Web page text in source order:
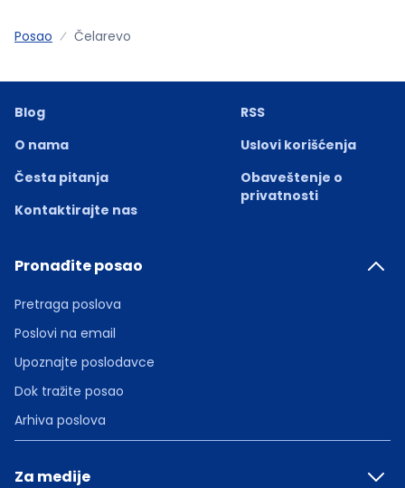
Posao Čelarevo
Blog
O nama
Česta pitanja
Kontaktirajte nas
RSS
Uslovi korišćenja
Obaveštenje o
privatnosti
Pronađite posao
Pretraga poslova
Poslovi na email
Upoznajte poslodavce
Dok tražite posao
Arhiva poslova
Za medije